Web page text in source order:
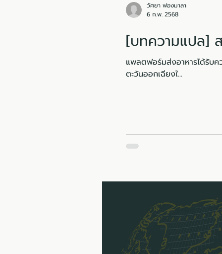
[บทความแปล]
แพลตฟอร์มส่งอาหารได้รับค
ตะวันออกเฉียงใ...
วัศยา ฟองมาลา
6 ก.พ. 2568